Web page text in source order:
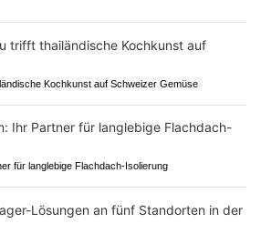
Kochkunst auf Schweizer Gemüse
für langlebige Flachdach-Isolierung